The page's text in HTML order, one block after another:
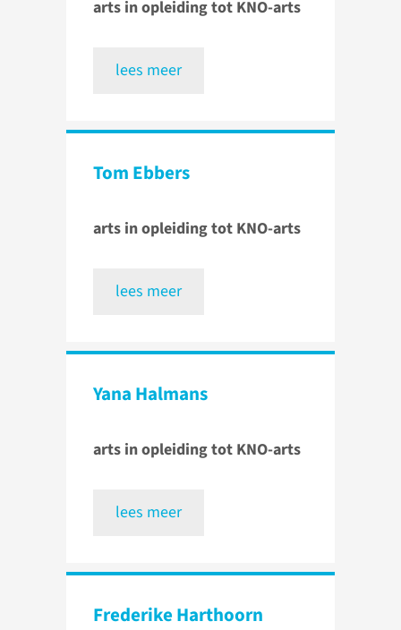
arts in opleiding tot KNO-arts
lees meer
Tom Ebbers
arts in opleiding tot KNO-arts
lees meer
Yana Halmans
arts in opleiding tot KNO-arts
lees meer
Frederike Harthoorn